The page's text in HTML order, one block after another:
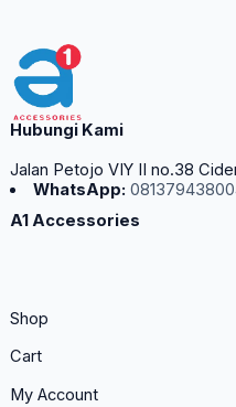
Hubungi Kami
Jalan Petojo VIY II no.38
WhatsApp:
A1 Accessories
Shop
Cart
My Account